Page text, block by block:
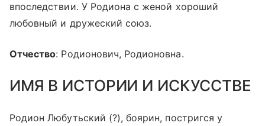
впоследствии. У Родиона с женой хороший
любовный и дружеский союз.
Отчество: Родионович, Родионовна.
ИМЯ В ИСТОРИИ И ИСКУССТВЕ
Родион Любутьский (?), боярин, постригся у